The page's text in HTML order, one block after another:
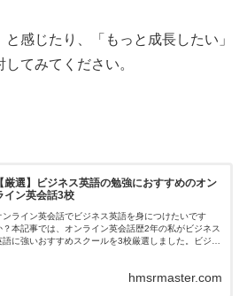
と感じたり、「もっと成長したい」
てみてください。
【厳選】ビジネス英語の勉強におすすめのオン
イン英会話3校
ンライン英会話でビジネス英語を身につけたいです
？本記事では、オンライン英会話歴2年の私がビジネス
語に強いおすすめスクールを3校厳選しました。ビジネ
hmsrmaster.com